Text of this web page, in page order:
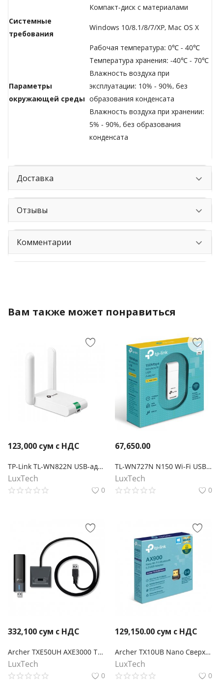
Компакт-диск с материалами
Системные
требования
Windows 10/8.1/8/7/XP, Mac OS X
Параметры
окружающей среды
Рабочая температура: 0℃ - 40℃
Температура хранения: -40℃ - 70℃
Влажность воздуха при
эксплуатации: 10% - 90%, без
образования конденсата
Влажность воздуха при хранении:
5% - 90%, без образования
конденсата
Доставка
Отзывы
Комментарии
Вам также может понравиться
123,000 сум с НДС
TP-Link TL-WN822N USB-адаптер высокого усиления с поддержкой Wi-Fi N300
LuxTech
0
67,650.00
TL-WN727N N150 Wi-Fi USB-адаптер
LuxTech
0
332,100 сум с НДС
Archer TXE50UH AXE3000 Трехдиапазонный беспроводной USB-адаптер высокого усиления Wi-Fi 6E
LuxTech
0
129,150.00 сум с НДС
Archer TX10UB Nano Сверхкомпактный двухдиапазонный USB‑адаптер с поддержкой Wi‑Fi AX900 и Bluetooth 5.3
LuxTech
0